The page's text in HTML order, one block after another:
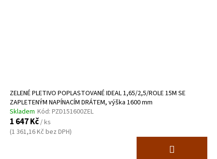
ZELENÉ PLETIVO POPLASTOVANÉ IDEAL 1,65/2,5/ROLE 15M SE
ZAPLETENÝM NAPÍNACÍM DRÁTEM, výška 1600 mm
Skladem Kód: PZD151600ZEL
1 647 Kč/ ks
(1 361,16 Kč bez DPH)